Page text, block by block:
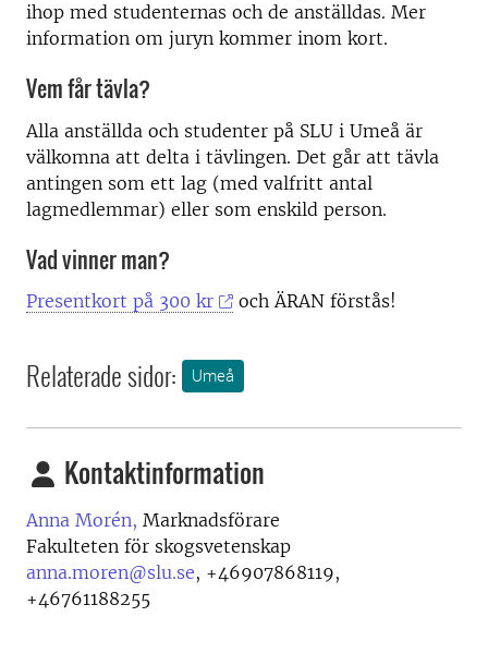
ihop med studenternas och de anställdas. Mer
information om juryn kommer inom kort.
Vem får tävla?
Alla anställda och studenter på SLU i Umeå är
välkomna att delta i tävlingen. Det går att tävla
antingen som ett lag (med valfritt antal
lagmedlemmar) eller som enskild person.
Vad vinner man?
Presentkort på 300 kr och ÄRAN förstås!
Relaterade sidor: Umeå
Kontaktinformation
Anna Morén, Marknadsförare
Fakulteten för skogsvetenskap
anna.moren@slu.se, +46907868119,
+46761188255